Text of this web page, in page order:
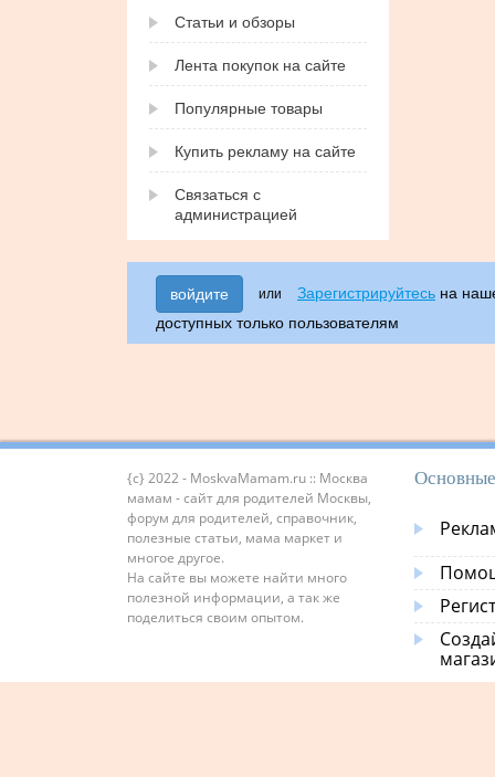
Статьи и обзоры
Лента покупок на сайте
Популярные товары
Купить рекламу на сайте
Связаться с
администрацией
войдите или Зарегистрируйтесь на
доступных только пользователям
{c} 2022 - MoskvaMamam.ru :: Москва
мамам - сайт для родителей Москвы,
форум для родителей, справочник,
полезные статьи, мама маркет и
многое другое.
На сайте вы можете найти много
полезной информации, а так же
поделиться своим опытом.